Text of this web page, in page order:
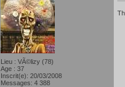
Lieu : VÃ©lizy (78)
Age : 37
Inscrit(e): 20/03/2008
Messages: 4 388